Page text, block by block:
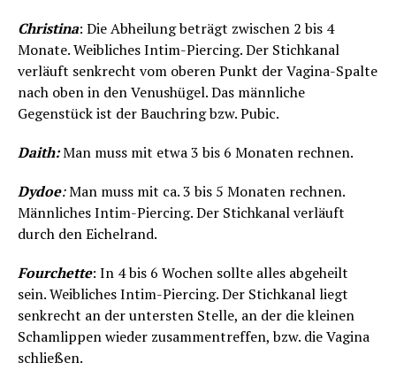
Christina: Die Abheilung beträgt zwischen 2 bis 4
Monate. Weibliches Intim-Piercing. Der Stichkanal
verläuft senkrecht vom oberen Punkt der Vagina-Spalte
nach oben in den Venushügel. Das männliche
Gegenstück ist der Bauchring bzw. Pubic.
Daith:Man muss mit etwa 3 bis 6 Monaten rechnen.
Dydoe:Man muss mit ca. 3 bis 5 Monaten rechnen.
Männliches Intim-Piercing. Der Stichkanal verläuft
durch den Eichelrand.
Fourchette: In 4 bis 6 Wochen sollte alles abgeheilt
sein. Weibliches Intim-Piercing. Der Stichkanal liegt
senkrecht an der untersten Stelle, an der die kleinen
Schamlippen wieder zusammentreffen, bzw. die Vagina
schließen.